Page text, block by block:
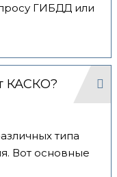
ГИБДД или
КАСКО?
типа
Вот основные